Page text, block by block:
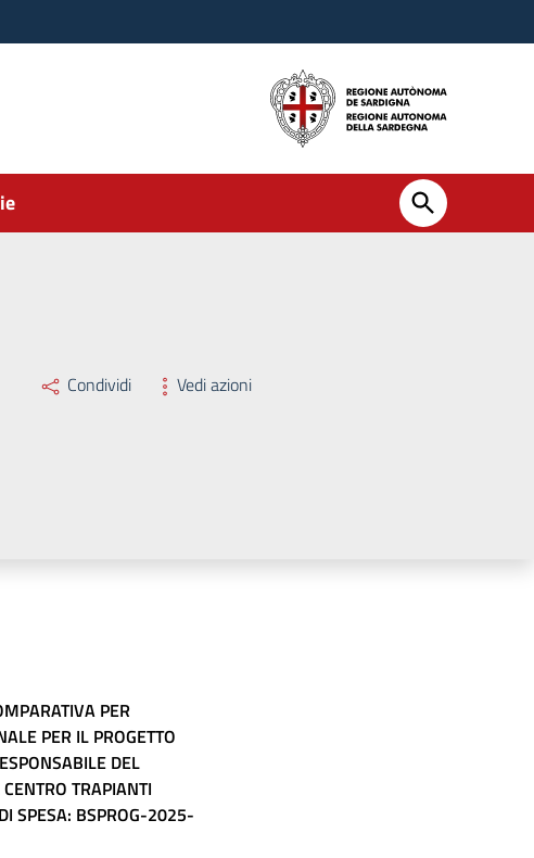
Condividi Vedi azioni
PER
PER IL PROGETTO
DEL
TRAPIANTI
SPESA: BSPROG-2025-